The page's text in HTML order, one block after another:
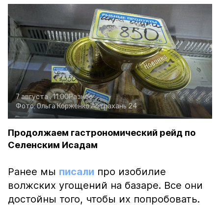
7 августа , 11:00Разное
Фото:Ольга КорженкоАстрахань 24
Продолжаем гастрономический рейд по
Селенским Исадам
Ранее мы писали про изобилие
волжских угощений на базаре. Все они
достойны того, чтобы их попробовать.